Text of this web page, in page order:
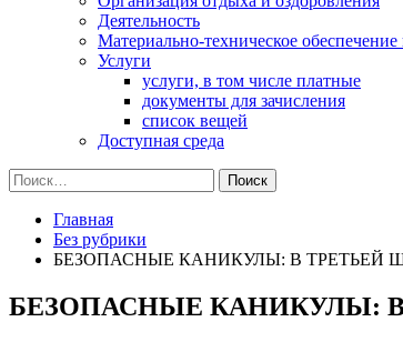
Деятельность
Материально-техническое
Услуги
услуги, в том числе платные
документы для зачисления
список вещей
Доступная среда
Найти:
Главная
Без рубрики
БЕЗОПАСНЫЕ КАНИКУЛЫ: В ТРЕТЬЕЙ
БЕЗОПАСНЫЕ КАНИКУЛЫ: